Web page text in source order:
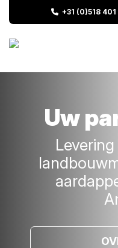
+31 (0)518 401
Uw
Levering